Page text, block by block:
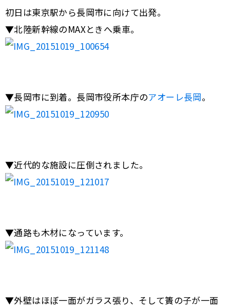
初日は東京駅から長岡市に向けて出発。
▼北陸新幹線のMAXときへ乗車。
▼長岡市に到着。長岡市役所本庁のアオーレ長岡。
▼近代的な施設に圧倒されました。
▼通路も木材になっています。
▼外壁はほぼ一面がガラス張り、そして簀の子が一面